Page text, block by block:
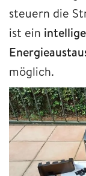
steuern die
ist ein
möglich.